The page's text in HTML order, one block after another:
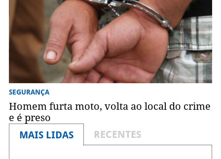
SEGURANÇA
Homem furta moto, volta ao local do crime
e é preso
MAIS LIDAS
RECENTES